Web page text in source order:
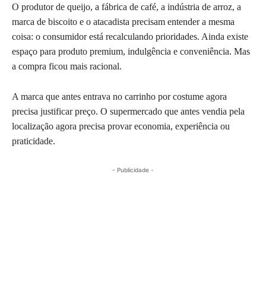
O produtor de queijo, a fábrica de café, a indústria de arroz, a
marca de biscoito e o atacadista precisam entender a mesma
coisa: o consumidor está recalculando prioridades. Ainda existe
espaço para produto premium, indulgência e conveniência. Mas
a compra ficou mais racional.
A marca que antes entrava no carrinho por costume agora
precisa justificar preço. O supermercado que antes vendia pela
localização agora precisa provar economia, experiência ou
praticidade.
- Publicidade -